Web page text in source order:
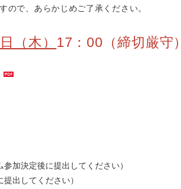
で、あらかじめご了承ください。
（木） 17：00（締切厳守）
参加決定後に提出してください）
出してください）